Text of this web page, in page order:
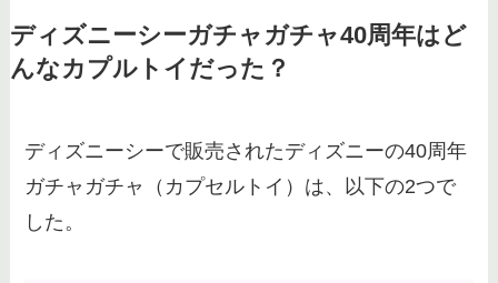
ディズニーグッズはリサイクルシ
ョップで買取できる？買取相場と
専門店を調査！
ディズニー東京バナナはどこで買
える？プーさん・アリエルのスイ
ディズニーシーガチャガチャ40周年はど
んなカプルトイだった？
ディズニーシーで販売されたディズニーの40周年
ガチャガチャ（カプセルトイ）は、以下の2つで
した。